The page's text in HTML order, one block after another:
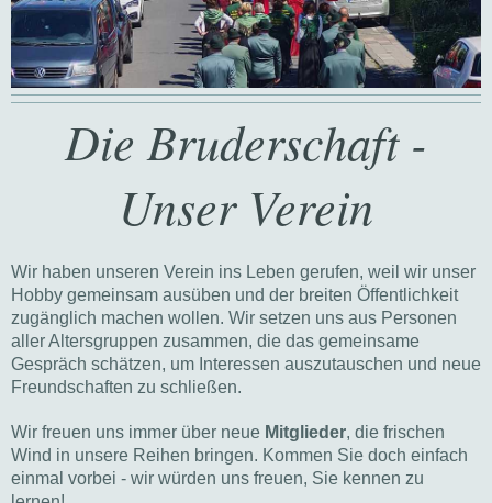
Die Bruderschaft -
Unser Verein
Wir haben unseren Verein ins Leben gerufen, weil wir unser
Hobby gemeinsam ausüben und der breiten Öffentlichkeit
zugänglich machen wollen. Wir setzen uns aus Personen
aller Altersgruppen zusammen, die das gemeinsame
Gespräch schätzen, um Interessen auszutauschen und neue
Freundschaften zu schließen.
Wir freuen uns immer über neue Mitglieder, die frischen
Wind in unsere Reihen bringen. Kommen Sie doch einfach
einmal vorbei - wir würden uns freuen, Sie kennen zu